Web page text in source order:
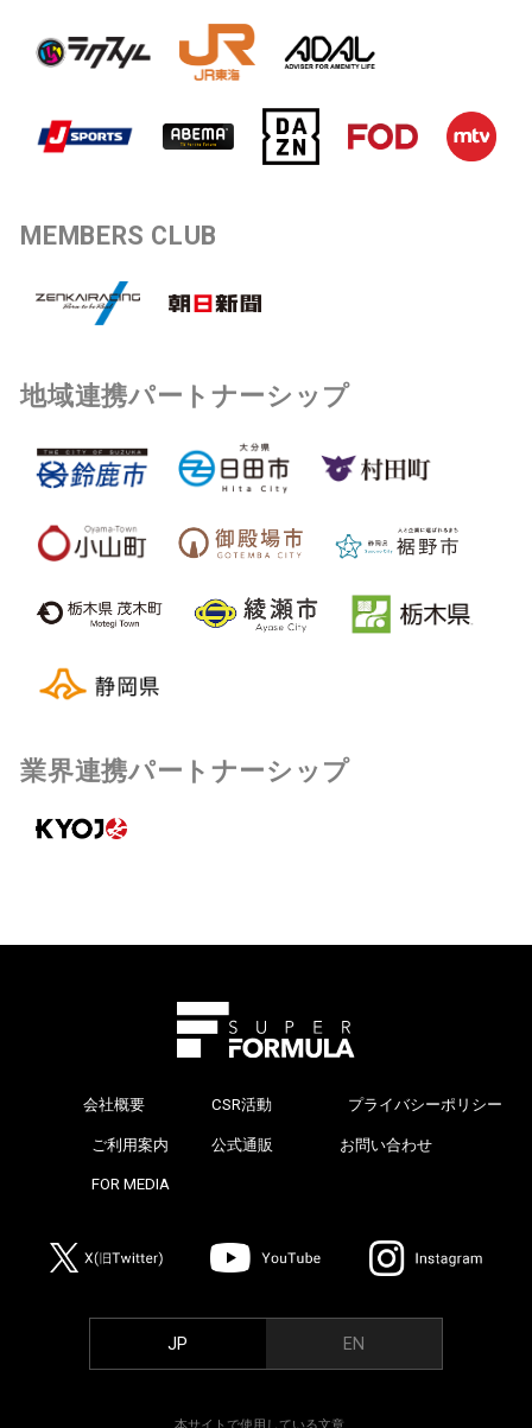
MEMBERS CLUB
地域連携パートナーシップ
業界連携パートナーシップ
会社概要 CSR活動 プライバシーポリシー
ご利用案内 公式通販 お問い合わせ
FOR MEDIA
JP EN